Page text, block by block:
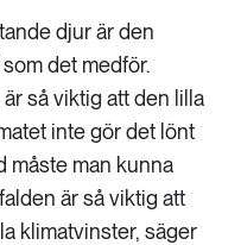
djur är den
det medför.
så viktig att den lilla
inte gör det lönt
måste man kunna
är så viktig att
klimatvinster, säger